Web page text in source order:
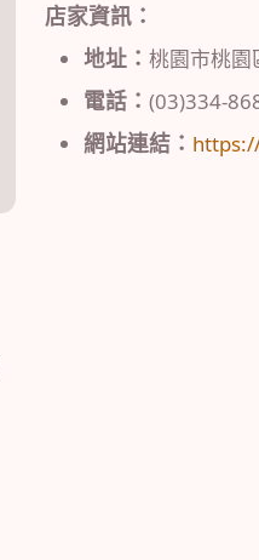
店家資訊：
地址： 桃園市桃
電話： (03)334-
網站連結：